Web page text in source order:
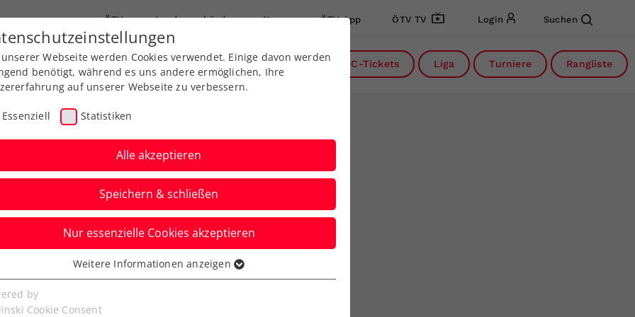
ÖTV Landesverbände News ÖTV App ÖTV TV Login Suchen
Ausbildung Services Über uns DC-Tickets Liga Turniere Rangliste
Kraus schon
Form
Webseite werden Cookies verwendet. Einige davon werden
benötigt, während es uns andere ermöglichen, Ihre
auf unserer Webseite zu verbessern.
Essenziell Statistiken
Alle akzeptieren
Speichern & schließen
Nur essenzielle Cookies akzeptieren
Cookies werden für grundlegende Funktionen der
benötigt. Dadurch ist gewährleistet, dass die Webseite
Weitere Informationen anzeigen
by
Cookie Consent